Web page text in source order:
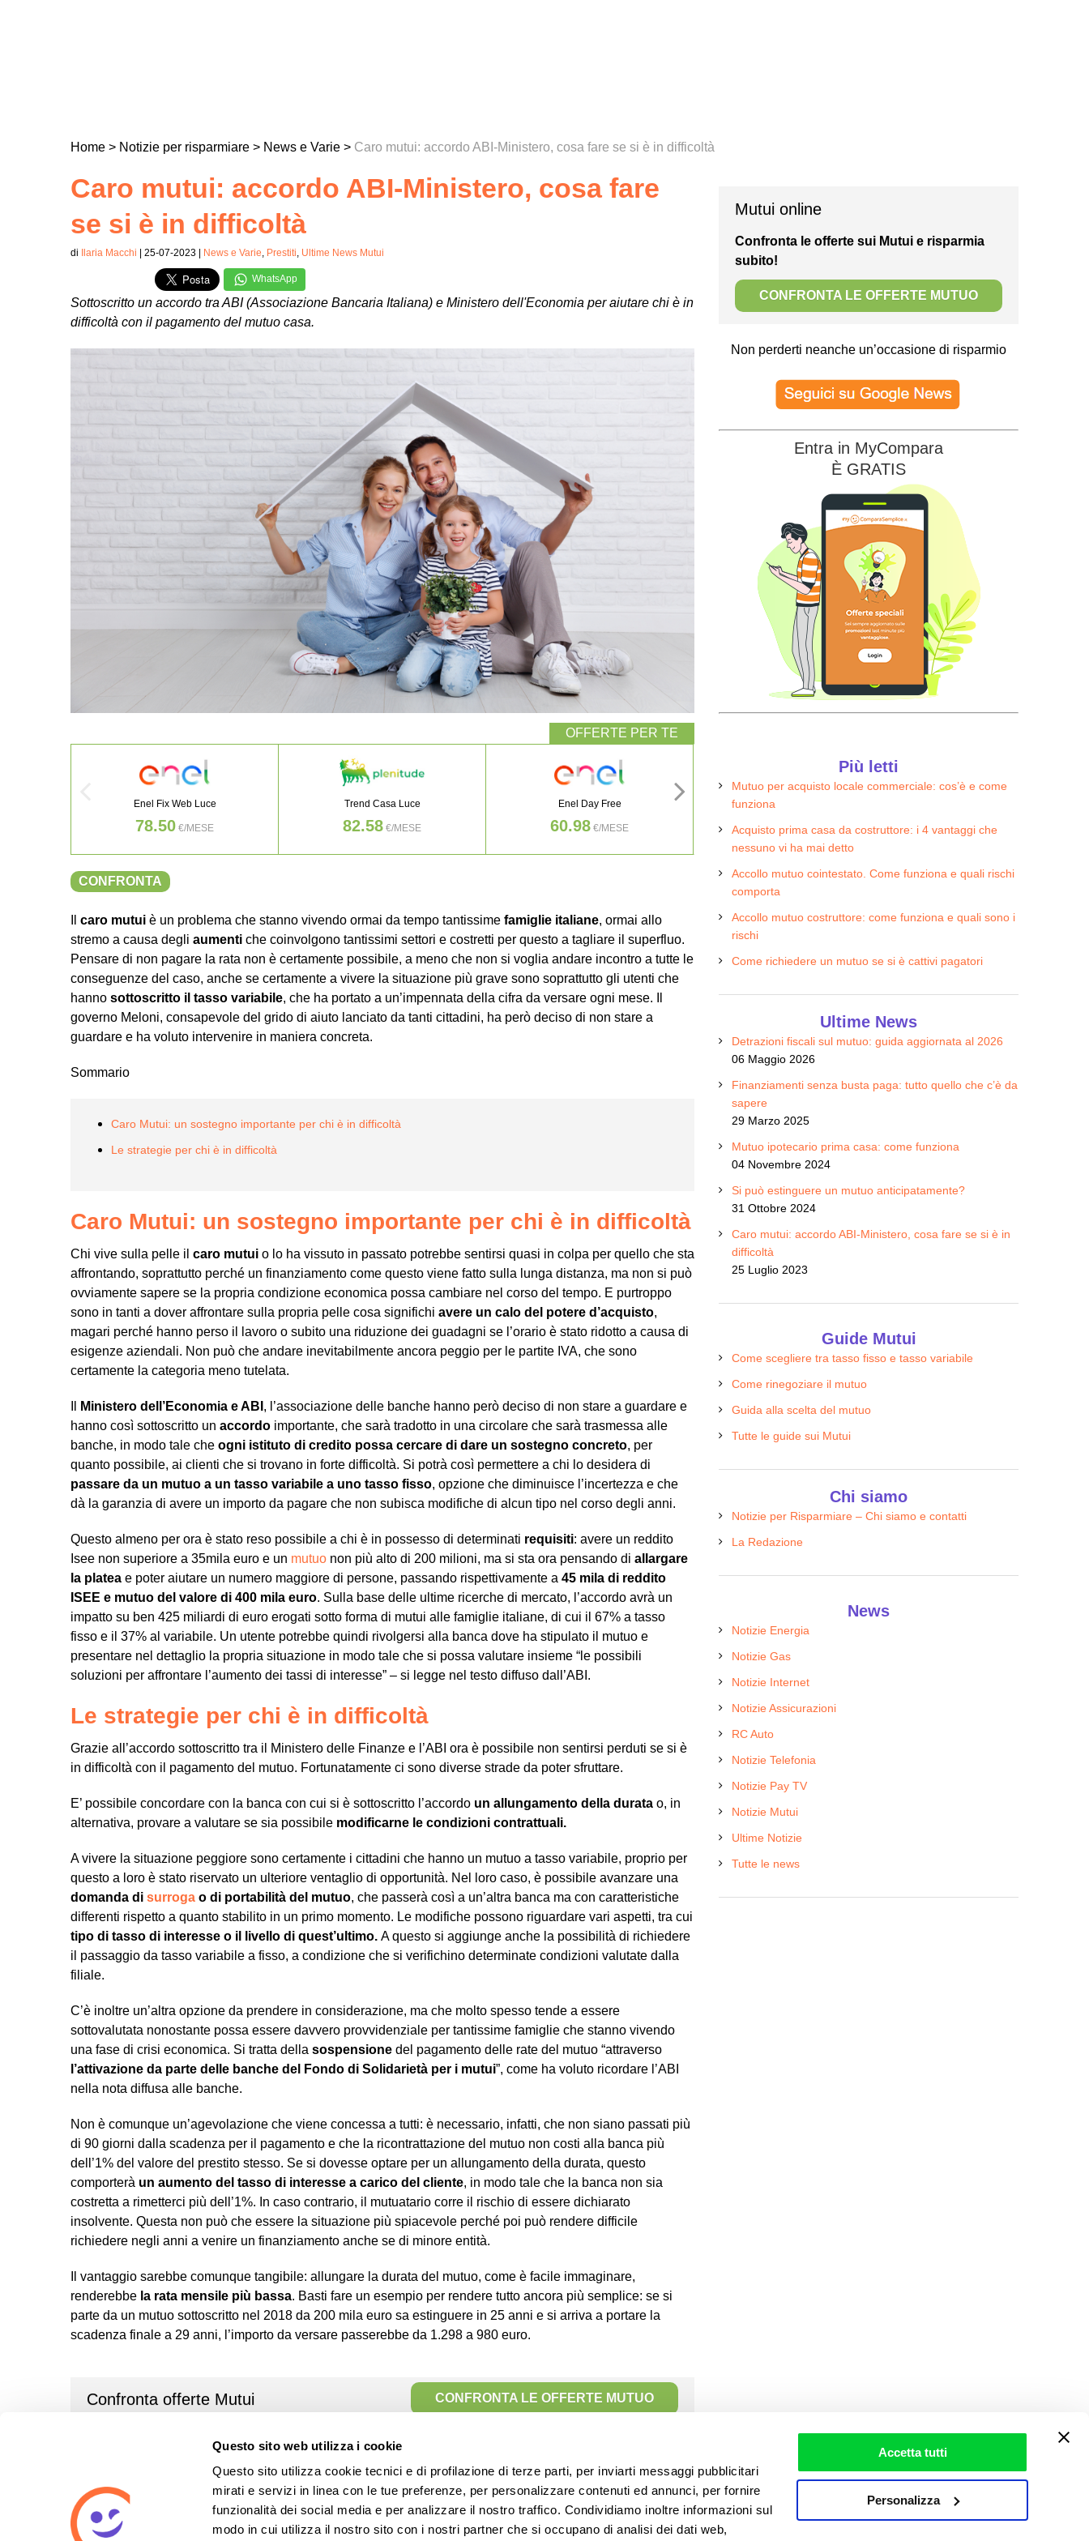
Questo sito web utilizza i cookie
Questo sito utilizza cookie tecnici e di profilazione di terze parti, per inviarti messaggi pubblicitari
mirati e servizi in linea con le tue preferenze, per personalizzare contenuti ed annunci, per fornire
funzionalità dei social media e per analizzare il nostro traffico. Condividiamo inoltre informazioni sul
modo in cui utilizza il nostro sito con i nostri partner che si occupano di analisi dei dati web,
Accetta tutti
Personalizza
Home > Notizie per risparmiare > News e Varie > Caro mutui: accordo ABI-Ministero, cosa fare se si è in difficoltà
Caro mutui: accordo ABI-Ministero, cosa fare
se si è in difficoltà
di Ilaria Macchi | 25-07-2023 | News e Varie, Prestiti, Ultime News Mutui
WhatsApp
Sottoscritto un accordo tra ABI (Associazione Bancaria Italiana) e Ministero dell'Economia per aiutare chi è in
difficoltà con il pagamento del mutuo casa.
Enel Fix Web Luce
78.50 €/MESE
Trend Casa Luce
82.58 €/MESE
Enel Day Free
60.98 €/MESE
Energia Lunga Luce Easy
62.68€/MESE
CONFRONTA
caro mutui è un problema che stanno vivendo ormai da tempo tantissime famiglie italiane, ormai allo
stremo a causa degli aumenti che coinvolgono tantissimi settori e costretti per questo a tagliare il superfluo.
Pensare di non pagare la rata non è certamente possibile, a meno che non si voglia andare incontro a tutte le
conseguenze del caso, anche se certamente a vivere la situazione più grave sono soprattutto gli utenti che
hanno sottoscritto il tasso variabile, che ha portato a un’impennata della cifra da versare ogni mese. Il
governo Meloni, consapevole del grido di aiuto lanciato da tanti cittadini, ha però deciso di non stare a
guardare e ha voluto intervenire in maniera concreta.
Sommario
Caro Mutui: un sostegno importante per chi è in difficoltà
Le strategie per chi è in difficoltà
Caro Mutui: un sostegno importante per chi è in difficoltà
Chi vive sulla pelle il caro mutui o lo ha vissuto in passato potrebbe sentirsi quasi in colpa per quello che sta
affrontando, soprattutto perché un finanziamento come questo viene fatto sulla lunga distanza, ma non si può
ovviamente sapere se la propria condizione economica possa cambiare nel corso del tempo. E purtroppo
sono in tanti a dover affrontare sulla propria pelle cosa significhi avere un calo del potere d’acquisto,
magari perché hanno perso il lavoro o subito una riduzione dei guadagni se l’orario è stato ridotto a causa di
esigenze aziendali. Non può che andare inevitabilmente ancora peggio per le partite IVA, che sono
certamente la categoria meno tutelata.
Ministero dell’Economia e ABI , l’associazione delle banche hanno però deciso di non stare a guardare e
hanno così sottoscritto un accordo importante, che sarà tradotto in una circolare che sarà trasmessa alle
banche, in modo tale che ogni istituto di credito possa cercare di dare un sostegno concreto, per
quanto possibile, ai clienti che si trovano in forte difficoltà. Si potrà così permettere a chi lo desidera di
passare da un mutuo a un tasso variabile a uno tasso fisso, opzione che diminuisce l’incertezza e che
dà la garanzia di avere un importo da pagare che non subisca modifiche di alcun tipo nel corso degli anni.
Questo almeno per ora è stato reso possibile a chi è in possesso di determinati requisiti: avere un reddito
Isee non superiore a 35mila euro e un mutuo non più alto di 200 milioni, ma si sta ora pensando di allargare
la platea e poter aiutare un numero maggiore di persone, passando rispettivamente a 45 mila di reddito
ISEE e mutuo del valore di 400 mila euro. Sulla base delle ultime ricerche di mercato, l’accordo avrà un
impatto su ben 425 miliardi di euro erogati sotto forma di mutui alle famiglie italiane, di cui il 67% a tasso
fisso e il 37% al variabile. Un utente potrebbe quindi rivolgersi alla banca dove ha stipulato il mutuo e
presentare nel dettaglio la propria situazione in modo tale che si possa valutare insieme “ le possibili
soluzioni per affrontare l’aumento dei tassi di interesse” – si legge nel testo diffuso dall’ABI.
Le strategie per chi è in difficoltà
Grazie all’accordo sottoscritto tra il Ministero delle Finanze e l’ABI ora è possibile non sentirsi perduti se si è
in difficoltà con il pagamento del mutuo. Fortunatamente ci sono diverse strade da poter sfruttare.
E’ possibile concordare con la banca con cui si è sottoscritto l’accordo un allungamento della durata o, in
alternativa, provare a valutare se sia possibile modificarne le condizioni contrattuali.
A vivere la situazione peggiore sono certamente i cittadini che hanno un mutuo a tasso variabile, proprio per
questo a loro è stato riservato un ulteriore ventaglio di opportunità. Nel loro caso, è possibile avanzare una
domanda di surroga o di portabilità del mutuo, che passerà così a un’altra banca ma con caratteristiche
differenti rispetto a quanto stabilito in un primo momento. Le modifiche possono riguardare vari aspetti, tra cui
tipo di tasso di interesse o il livello di quest’ultimo. A questo si aggiunge anche la possibilità di richiedere
il passaggio da tasso variabile a fisso, a condizione che si verifichino determinate condizioni valutate dalla
filiale.
C’è inoltre un’altra opzione da prendere in considerazione, ma che molto spesso tende a essere
sottovalutata nonostante possa essere davvero provvidenziale per tantissime famiglie che stanno vivendo
una fase di crisi economica. Si tratta della sospensione del pagamento delle rate del mutuo “attraverso
l’attivazione da parte delle banche del Fondo di Solidarietà per i mutui”, come ha voluto ricordare l’ABI
nella nota diffusa alle banche.
Non è comunque un’agevolazione che viene concessa a tutti: è necessario, infatti, che non siano passati più
di 90 giorni dalla scadenza per il pagamento e che la ricontrattazione del mutuo non costi alla banca più
dell’1% del valore del prestito stesso. Se si dovesse optare per un allungamento della durata, questo
comporterà un aumento del tasso di interesse a carico del cliente, in modo tale che la banca non sia
costretta a rimetterci più dell’1%. In caso contrario, il mutuatario corre il rischio di essere dichiarato
insolvente. Questa non può che essere la situazione più spiacevole perché poi può rendere difficile
richiedere negli anni a venire un finanziamento anche se di minore entità.
Il vantaggio sarebbe comunque tangibile: allungare la durata del mutuo, come è facile immaginare,
renderebbe la rata mensile più bassa. Basti fare un esempio per rendere tutto ancora più semplice: se si
parte da un mutuo sottoscritto nel 2018 da 200 mila euro sa estinguere in 25 anni e si arriva a portare la
scadenza finale a 29 anni, l’importo da versare passerebbe da 1.298 a 980 euro.
Confronta offerte Mutui CONFRONTA LE OFFERTE MUTUO
Tipologie di casco: come scegliere
Articoli Correlati
Nessun correlato trovato.
Mutui online
Confronta le offerte sui Mutui e risparmia
subito!
CONFRONTA LE OFFERTE MUTUO
Non perderti neanche un’occasione di risparmio
Entra in MyCompara
È GRATIS
Più letti
Mutuo per acquisto locale commerciale: cos’è e come
funziona
Acquisto prima casa da costruttore: i 4 vantaggi che
nessuno vi ha mai detto
Accollo mutuo cointestato. Come funziona e quali rischi
comporta
Accollo mutuo costruttore: come funziona e quali sono i
rischi
Come richiedere un mutuo se si è cattivi pagatori
Ultime News
Detrazioni fiscali sul mutuo: guida aggiornata al 2026
06 Maggio 2026
Finanziamenti senza busta paga: tutto quello che c’è da
sapere
29 Marzo 2025
Mutuo ipotecario prima casa: come funziona
04 Novembre 2024
Si può estinguere un mutuo anticipatamente?
31 Ottobre 2024
Caro mutui: accordo ABI-Ministero, cosa fare se si è in
difficoltà
25 Luglio 2023
Guide Mutui
Come scegliere tra tasso fisso e tasso variabile
Come rinegoziare il mutuo
Guida alla scelta del mutuo
Tutte le guide sui Mutui
Chi siamo
Notizie per Risparmiare – Chi siamo e contatti
La Redazione
News
Notizie Energia
Notizie Gas
Notizie Internet
Notizie Assicurazioni
RC Auto
Notizie Telefonia
Notizie Pay TV
Notizie Mutui
Ultime Notizie
Tutte le news